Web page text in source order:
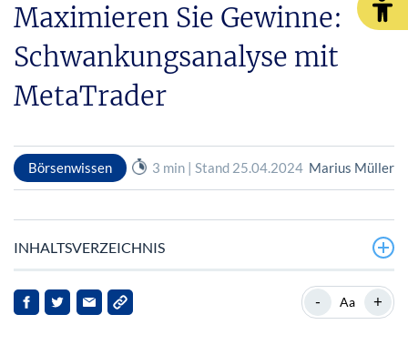
Maximieren Sie Gewinne:
Schwankungsanalyse mit
MetaTrader
Börsenwissen 3 min | Stand 25.04.2024 Marius Müller
INHALTSVERZEICHNIS
Warum Schwankungsanalyse wichtig ist
- Aa +